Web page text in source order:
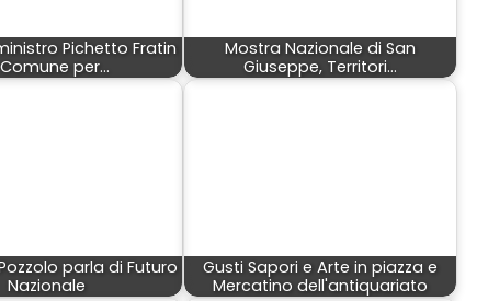
Pichetto Fratin
per…
Mostra Nazionale di San
Giuseppe, Territori…
parla di Futuro
Nazionale
Gusti Sapori e Arte in piazza e
Mercatino dell'antiquariato